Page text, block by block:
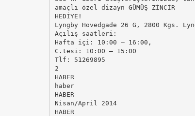
amaçlı özel dizayn GÜMÜŞ ZİNCİR
HEDİYE!
Lyngby Hovedgade 26 G, 2800 Kgs.
Açılış saatleri:
Hafta içi: 10:00 – 16:00,
C.tesi: 10:00 – 15:00
Tlf: 51269895
2
HABER
haber
HABER
Nisan/April 2014
HABER